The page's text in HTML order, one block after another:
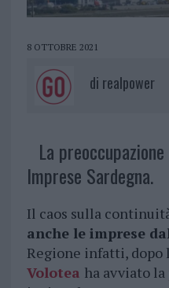
8 OTTOBRE 2021
di realpower
La
Imprese Sardegna.
Il caos sulla
anche le imprese
Regione infatti, dopo
Volotea ha avviato la